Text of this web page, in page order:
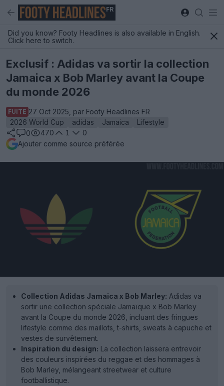
FR
Did you know? Footy Headlines is also available in English.
Click here to switch.
Exclusif : Adidas va sortir la collection
Jamaica x Bob Marley avant la Coupe
du monde 2026
FUITE 27 Oct 2025, par Footy Headlines FR
2026 World Cup
adidas Jamaica
Lifestyle
0
470 1
0
Ajouter comme source préférée
Collection Adidas Jamaica x Bob Marley: Adidas va
sortir une collection spéciale Jamaïque x Bob Marley
avant la Coupe du monde 2026, incluant des fringues
lifestyle comme des maillots, t-shirts, sweats à capuche et
vestes de survêtement.
Inspiration du design: La collection laissera entrevoir
des couleurs inspirées du reggae et des hommages à
Bob Marley, mélangeant streetwear et culture
footballistique.